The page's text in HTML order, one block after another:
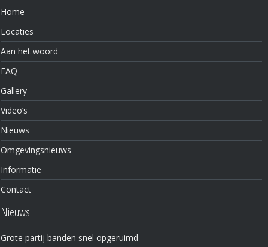
Home
Locaties
Aan het woord
FAQ
Gallery
Video’s
Nieuws
Omgevingsnieuws
Informatie
Contact
Nieuws
Grote partij banden snel opgeruimd